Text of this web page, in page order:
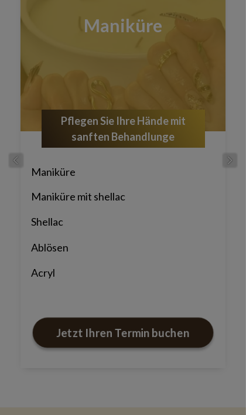
Pflegen Sie Ihre Hände mit
sanften Behandlunge
Maniküre
Maniküre
Maniküre mit shellac
Jetzt Ihren Termin buchen
Shellac
Ablösen
Acryl